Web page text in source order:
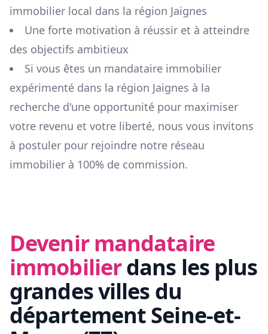
immobilier local dans la région Jaignes
Une forte motivation à réussir et à atteindre
des objectifs ambitieux
Si vous êtes un mandataire immobilier
expérimenté dans la région Jaignes à la
recherche d'une opportunité pour maximiser
votre revenu et votre liberté, nous vous invitons
à postuler pour rejoindre notre réseau
immobilier à 100% de commission.
Devenir mandataire
immobilierdans les plus
grandes villes du
départementSeine-et-